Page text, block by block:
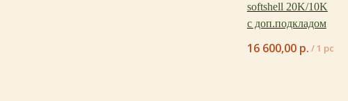
softshell 20K/10K
с доп.подкладом
16 600,00 р. / 1 pc